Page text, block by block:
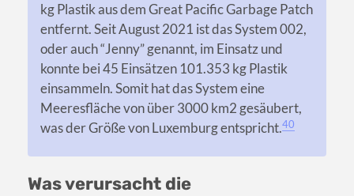
kg Plastik aus dem Great Pacific Garbage Patch
entfernt. Seit August 2021 ist das System 002,
oder auch “Jenny” genannt, im Einsatz und
konnte bei 45 Einsätzen 101.353 kg Plastik
einsammeln. Somit hat das System eine
Meeresfläche von über 3000 km2 gesäubert,
was der Größe von Luxemburg entspricht.40
Was verursacht die